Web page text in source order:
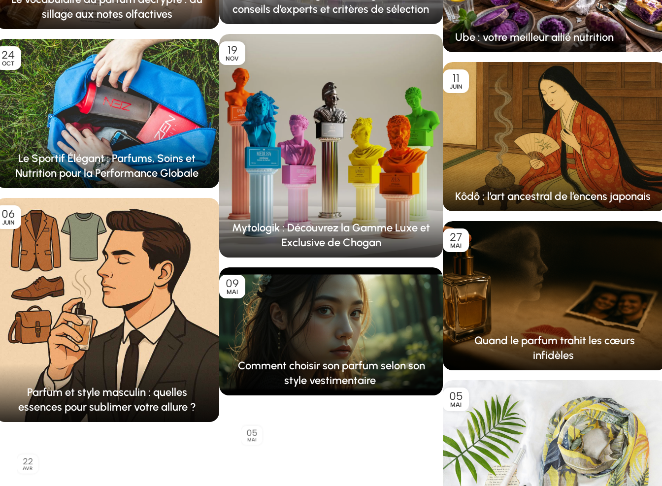
sillage aux notes olfactives
conseils d’experts et critères de sélection
Ube : votre meilleur allié nutrition
19
NOV
Mytologik : Découvrez la Gamme Luxe et
Exclusive de Chogan
24
OCT
Le Sportif Élégant : Parfums, Soins et
Nutrition pour la Performance Globale
11
JUIN
Kôdô : l’art ancestral de l’encens japonais
06
JUIN
Parfum et style masculin : quelles
essences pour sublimer votre allure ?
27
MAI
Quand le parfum trahit les cœurs
infidèles
09
MAI
Comment choisir son parfum selon son
style vestimentaire
05
MAI